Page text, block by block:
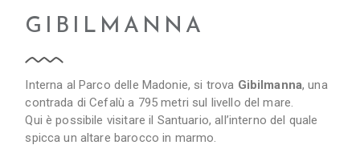
GIBILMANNA
Interna al Parco delle Madonie, si trova Gibilmanna, una
contrada di Cefalù a 795 metri sul livello del mare.
Qui è possibile visitare il Santuario, all’interno del quale
spicca un altare barocco in marmo.